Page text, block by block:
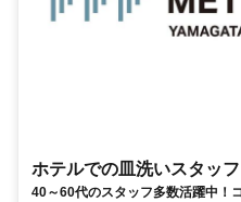
ホテルでの皿洗いスタッフ
40～60代のスタッフ多数活躍中！